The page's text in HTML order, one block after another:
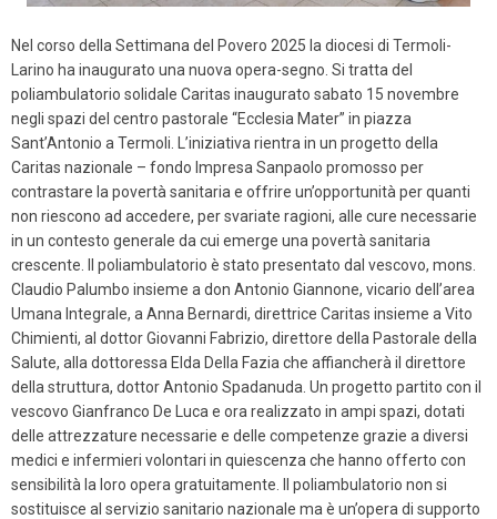
Nel corso della Settimana del Povero 2025 la diocesi di Termoli-
Larino ha inaugurato una nuova opera-segno. Si tratta del
poliambulatorio solidale Caritas inaugurato sabato 15 novembre
negli spazi del centro pastorale “Ecclesia Mater” in piazza
Sant’Antonio a Termoli. L’iniziativa rientra in un progetto della
Caritas nazionale – fondo Impresa Sanpaolo promosso per
contrastare la povertà sanitaria e offrire un’opportunità per quanti
non riescono ad accedere, per svariate ragioni, alle cure necessarie
in un contesto generale da cui emerge una povertà sanitaria
crescente. Il poliambulatorio è stato presentato dal vescovo, mons.
Claudio Palumbo insieme a don Antonio Giannone, vicario dell’area
Umana Integrale, a Anna Bernardi, direttrice Caritas insieme a Vito
Chimienti, al dottor Giovanni Fabrizio, direttore della Pastorale della
Salute, alla dottoressa Elda Della Fazia che affiancherà il direttore
della struttura, dottor Antonio Spadanuda. Un progetto partito con il
vescovo Gianfranco De Luca e ora realizzato in ampi spazi, dotati
delle attrezzature necessarie e delle competenze grazie a diversi
medici e infermieri volontari in quiescenza che hanno offerto con
sensibilità la loro opera gratuitamente. Il poliambulatorio non si
sostituisce al servizio sanitario nazionale ma è un’opera di supporto